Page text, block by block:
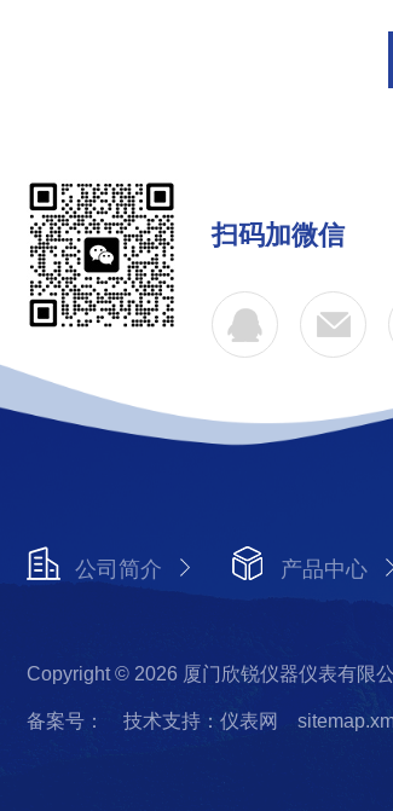
扫码加微信
公司简介 产品中心
Copyright © 2026 厦门欣锐仪器仪表有限
备案号： 技术支持：仪表网